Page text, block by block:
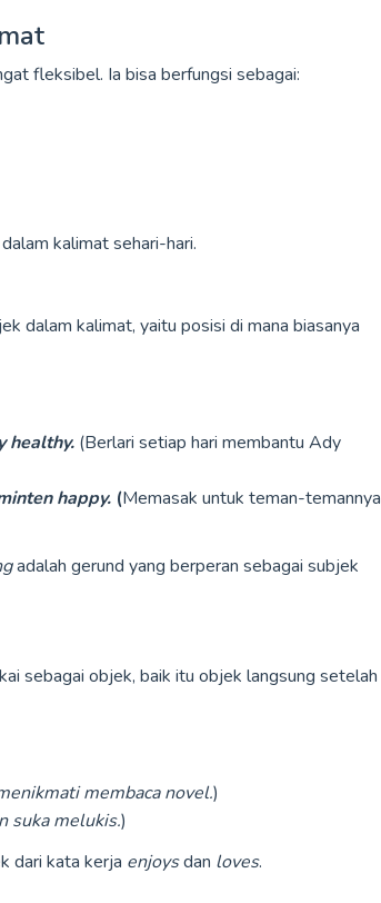
fleksibel. Ia bisa berfungsi sebagai:
kalimat sehari-hari.
dalam kalimat, yaitu posisi di mana biasanya
healthy. (Berlari setiap hari membantu Ady
happy. (Memasak untuk teman-temannya
adalah gerund yang berperan sebagai subjek
sebagai objek, baik itu objek langsung setelah
membaca novel.)
suka melukis.)
dari kata kerja enjoysdan loves.